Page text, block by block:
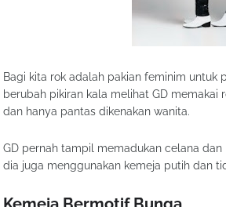
Bagi kita rok adalah pakian feminim untuk
berubah pikiran kala melihat GD memakai
dan hanya pantas dikenakan wanita.
GD pernah tampil memadukan celana
dia juga menggunakan kemeja putih dan